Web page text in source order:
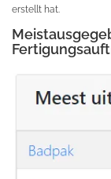
erstellt hat.